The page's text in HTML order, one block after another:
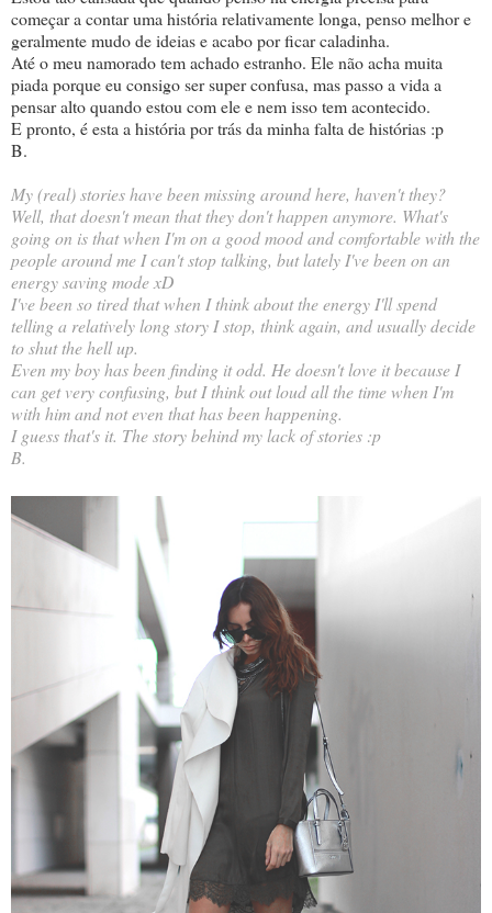
começar a contar uma história relativamente longa, penso melhor e
geralmente mudo de ideias e acabo por ficar caladinha.
Até o meu namorado tem achado estranho. Ele não acha muita
piada porque eu consigo ser super confusa, mas passo a vida a
pensar alto quando estou com ele e nem isso tem acontecido.
E pronto, é esta a história por trás da minha falta de histórias :p
B.
My (real) stories have been missing around here, haven't they?
Well, that doesn't mean that they don't happen anymore. What's
going on is that when I'm on a good mood and comfortable with the
people around me I can't stop talking, but lately I've been on an
energy saving mode xD
I've been so tired that when I think about the energy I'll spend
telling a relatively long story I stop, think again, and usually decide
to shut the hell up.
Even my boy has been finding it odd. He doesn't love it because I
can get very confusing, but I think out loud all the time when I'm
with him and not even that has been happening.
I guess that's it. The story behind my lack of stories :p
B.